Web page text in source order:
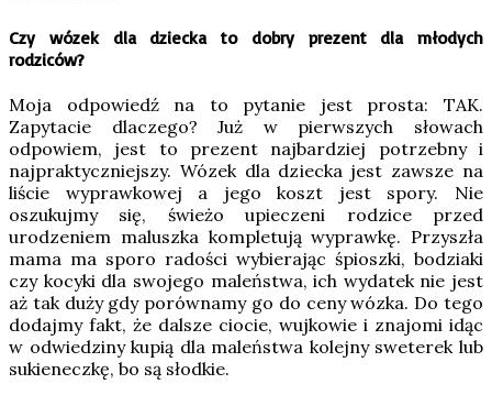
Czy wózek dla dziecka to dobry prezent dla młodych
rodziców?
Moja odpowiedź na to pytanie jest prosta: TAK.
Zapytacie dlaczego? Już w pierwszych słowach
odpowiem, jest to prezent najbardziej potrzebny i
najpraktyczniejszy. Wózek dla dziecka jest zawsze na
liście wyprawkowej a jego koszt jest spory. Nie
oszukujmy się, świeżo upieczeni rodzice przed
urodzeniem maluszka kompletują wyprawkę. Przyszła
mama ma sporo radości wybierając śpioszki, bodziaki
czy kocyki dla swojego maleństwa, ich wydatek nie jest
aż tak duży gdy porównamy go do ceny wózka. Do tego
dodajmy fakt, że dalsze ciocie, wujkowie i znajomi idąc
w odwiedziny kupią dla maleństwa kolejny sweterek lub
sukieneczkę, bo są słodkie.